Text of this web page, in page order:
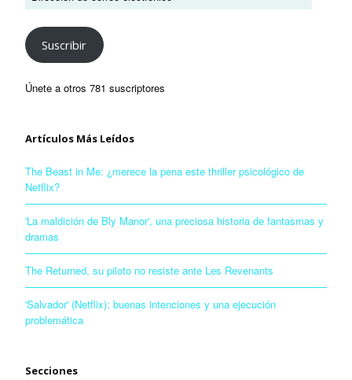
Suscribir
Únete a otros 781 suscriptores
Artículos Más Leídos
The Beast in Me: ¿merece la pena este thriller psicológico de
Netflix?
'La maldición de Bly Manor', una preciosa historia de fantasmas y
dramas
The Returned, su piloto no resiste ante Les Revenants
'Salvador' (Netflix): buenas intenciones y una ejecución
problemática
Secciones